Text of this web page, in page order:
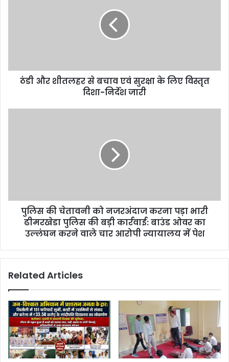
ठंडी और शीतलहर से बचाव एवं सुरक्षा के लिए विस्तृत
दिशा-निर्देश जारी
पुलिस की चेतावनी को नजरअंदाज करना पड़ा भारी
ढीमरखेडा पुलिस की बड़ी कार्रवाई: बाउंड ओवर का
उल्लंघन करने वाले चार आरोपी न्यायालय में पेश
Related Articles